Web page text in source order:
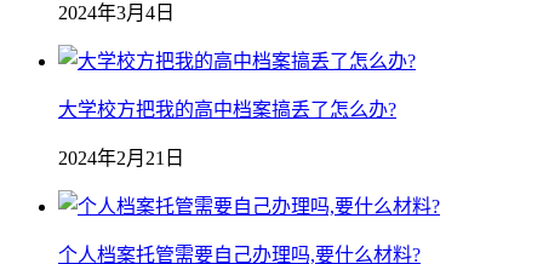
2024年3月4日
大学校方把我的高中档案搞丢了怎么办?
2024年2月21日
个人档案托管需要自己办理吗,要什么材料?